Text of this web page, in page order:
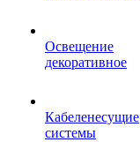
Освещение
декоративное
Кабеленесущие
системы